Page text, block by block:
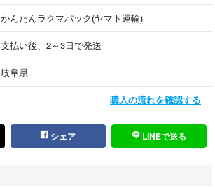
かんたんラクマパック(ヤマト運輸)
支払い後、2～3日で発送
岐阜県
購入の流れを確認する
シェア LINEで送る